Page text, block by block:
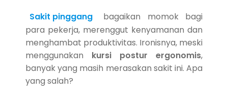
Sakit pinggang
bagaikan momok bagi
para pekerja, merenggut kenyamanan dan
menghambat produktivitas. Ironisnya, meski
menggunakan kursi postur ergonomis,
banyak yang masih merasakan sakit ini. Apa
yang salah?